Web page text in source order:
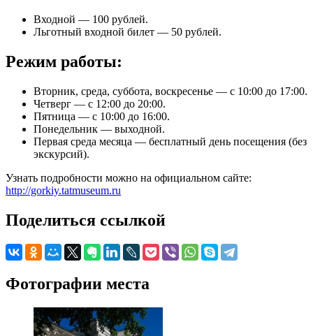
Входной — 100 рублей.
Льготный входной билет — 50 рублей.
Режим работы:
Вторник, среда, суббота, воскресенье — с 10:00 до 17:00.
Четверг — с 12:00 до 20:00.
Пятница — с 10:00 до 16:00.
Понедельник — выходной.
Первая среда месяца — бесплатный день посещения (без
экскурсий).
Узнать подробности можно на официальном сайте:
http://gorkiy.tatmuseum.ru
Поделиться ссылкой
Фотографии места